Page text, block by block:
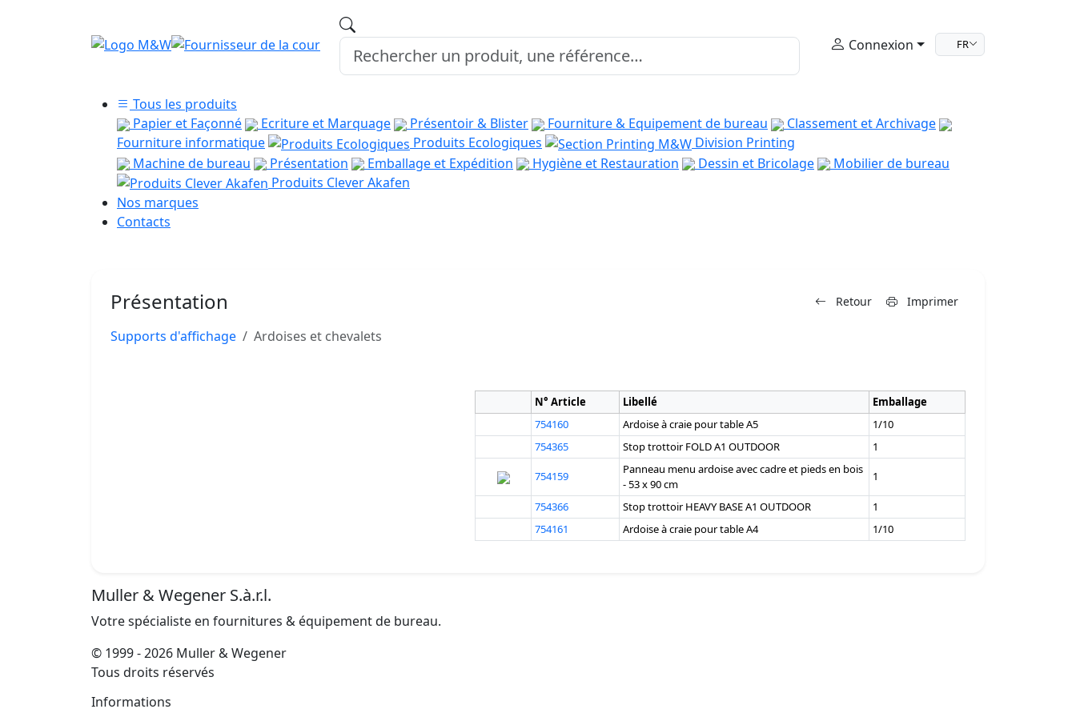
Connexion FR
Tous les produits
Papier et Façonné
Ecriture et Marquage Présentoir & Blister Fourniture & Equipement de bureau
Classement et Archivage
Fourniture informatique
Produits Ecologiques
Division Printing
Machine de bureau
Présentation Emballage et Expédition Hygiène et Restauration Dessin et Bricolage
Mobilier de bureau
Produits Clever Akafen
Nos marques
Contacts
Présentation Retour Imprimer
Supports d'affichage Ardoises et chevalets
N° Article Libellé
Emballage
754160
Ardoise à craie pour table A5
1/10
754365
Stop trottoir FOLD A1 OUTDOOR 1
754159
Panneau menu ardoise avec cadre et pieds en bois
- 53 x 90 cm
1
754366 Stop trottoir HEAVY BASE A1 OUTDOOR
1
754161
Ardoise à craie pour table A4 1/10
Muller & Wegener S.à.r.l.
Votre spécialiste en fournitures & équipement de bureau.
© 1999 - 2026 Muller & Wegener
Tous droits réservés
Informations